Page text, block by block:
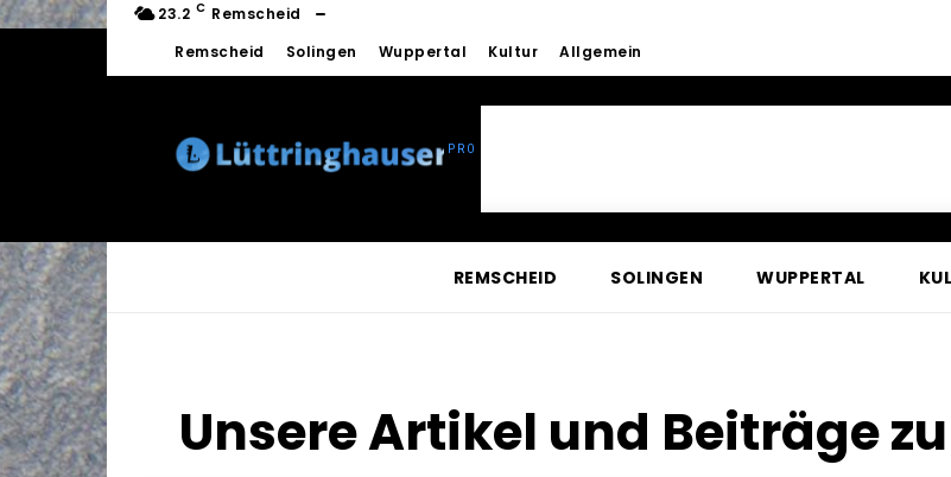
23.2 C Remscheid
Remscheid
Solingen Wuppertal Kultur Allgemein
REMSCHEID SOLINGEN WUPPERTAL
Unsere Artikel und Beiträge zu